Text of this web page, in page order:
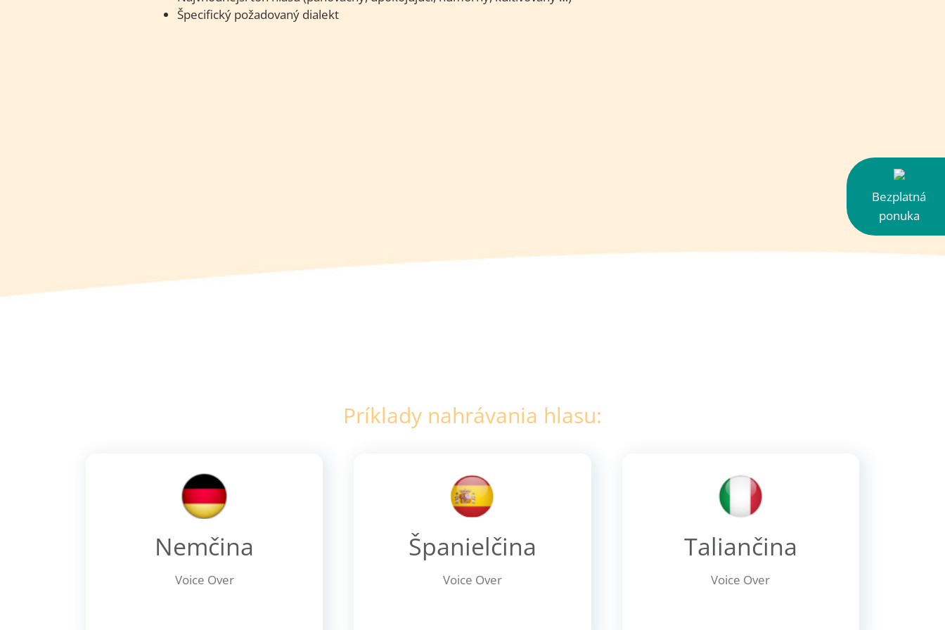
Špecifický požadovaný dialekt
Príklady nahrávania hlasu:
Nemčina
Voice Over
Španielčina
Voice Over
Taliančina
Voice Over
Bezplatná
ponuka